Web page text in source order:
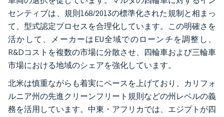
センティブは、規則168/2013の標準化された規制と相まっ
て、型式認定プロセスを合理化しています。この明確さを
活かして、メーカーはEU全域でのローンチを調整し、
R&Dコストを複数の市場に分散させ、四輪車および三輪車
市場における地域のシェアを強化しています。
北米は慎重ながらも着実にペースを上げており、カリフォ
ルニア州の先進クリーンフリート規則などの州レベルの義
務を活用しています。中東・アフリカでは、エジプトが四